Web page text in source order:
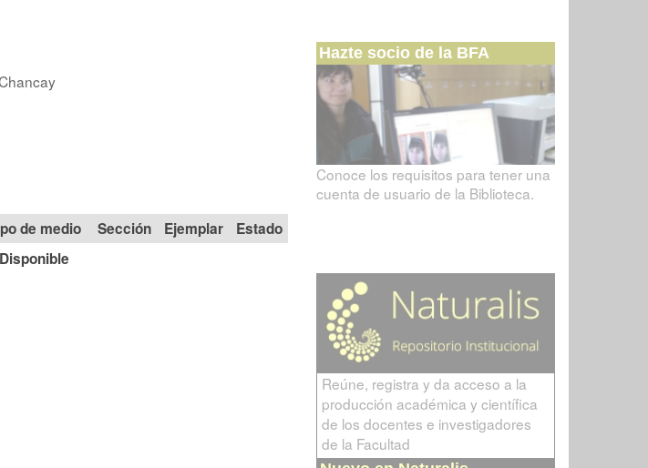
de medio Sección
Estado
Disponible
Hazte socio de la BFA
Conoce los requisitos para tener una
cuenta de usuario de la Biblioteca.
Reúne, registra y da acceso a la
producción académica y científica
de los docentes e investigadores
de la Facultad